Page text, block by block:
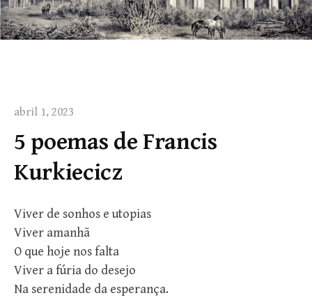
abril 1, 2023
5 poemas de Francis
Kurkiecicz
Viver de sonhos e utopias
Viver amanhã
O que hoje nos falta
Viver a fúria do desejo
Na serenidade da esperança.